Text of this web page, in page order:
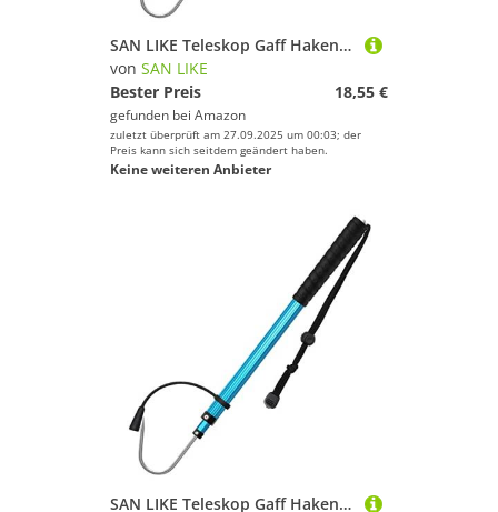
SAN LIKE Teleskop Gaff Haken Speer Haken Einziehbar, Angelhaken aus Aluminium, tragbare Fischgaffelstange mit rutschfestem Griff, für das Süßwasser- und Salzwasserangeln vor der Küste (90CM, Grau)
von SAN LIKE
Bester Preis
18,55 €
gefunden bei Amazon
zuletzt überprüft am 27.09.2025 um 00:03; der
Preis kann sich seitdem geändert haben.
Keine weiteren Anbieter
SAN LIKE Teleskop Gaff Haken Speer Haken Einziehbar, Angelhaken aus Aluminium, tragbare Fischgaffelstange mit rutschfestem Griff, für das Süßwasser- und Salzwasserangeln vor der Küste (90CM, Grau)